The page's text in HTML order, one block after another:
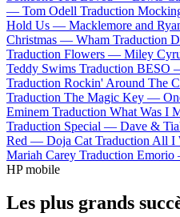
— Tom Odell Traduction
Hold Us — Macklemore and
Christmas — Wham Traduction
Traduction Flowers — Miley
Teddy Swims Traduction BESO
Traduction Rockin' Around The
Traduction The Magic Key —
Eminem Traduction What Was I
Traduction Special — Dave &
Red — Doja Cat Traduction All I
Mariah Carey Traduction
HP mobile
Les plus grands